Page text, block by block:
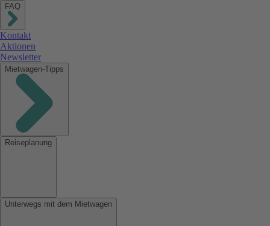
FAQ
Kontakt
Aktionen
Newsletter
Mietwagen-Tipps
Reiseplanung
Unterwegs mit dem Mietwagen